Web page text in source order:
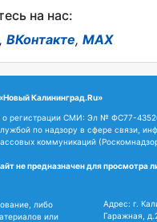
на нас:
, ВКонтакте, MAX
Калининград.Ru»
о регистрации СМИ: Эл № ФС77-
по надзору в сфере связи,
коммуникаций
не предназначен для просмотра
либо
или
Адрес: г.
Гаражная,